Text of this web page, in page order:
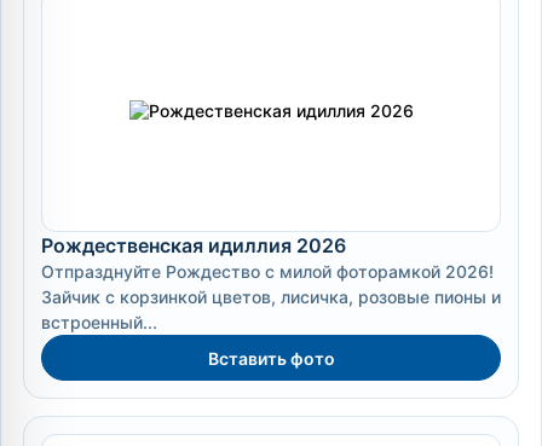
Рождественская идиллия 2026
Отпразднуйте Рождество с милой фоторамкой 2026!
Зайчик с корзинкой цветов, лисичка, розовые пионы и
встроенный...
Вставить фото